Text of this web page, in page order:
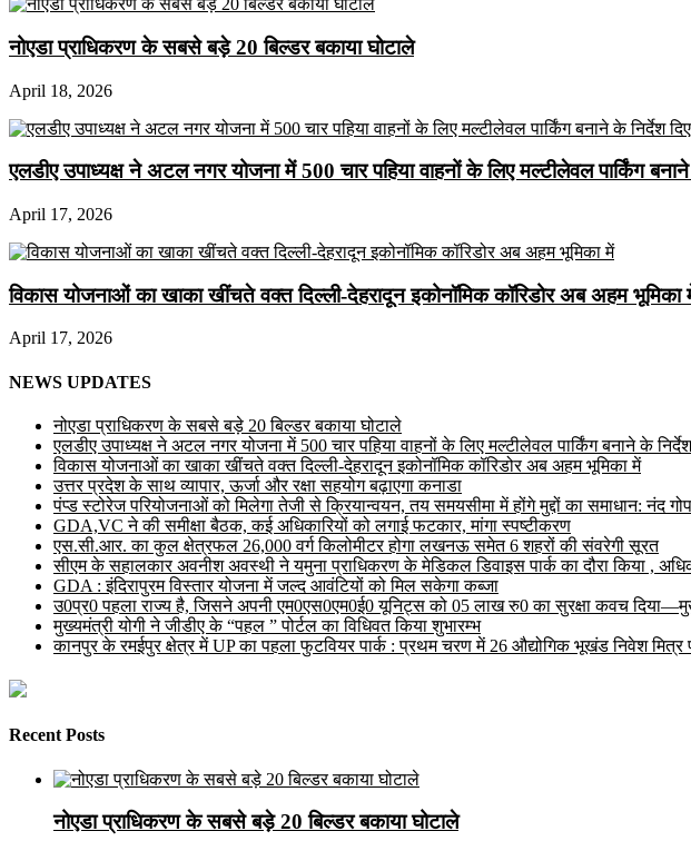
नोएडा प्राधिकरण के सबसे बड़े 20 बिल्डर बकाया घोटाले
April 18, 2026
एलडीए उपाध्यक्ष ने अटल नगर योजना में 500 चार पहिया वाहनों के लिए मल्टीलेवल पार्किंग बनाने
April 17, 2026
विकास योजनाओं का खाका खींचते वक्त दिल्ली-देहरादून इकोनॉमिक कॉरिडोर अब अहम भूमिका
April 17, 2026
NEWS UPDATES
नोएडा प्राधिकरण के सबसे बड़े 20 बिल्डर बकाया घोटाले
एलडीए उपाध्यक्ष ने अटल नगर योजना में 500 चार पहिया वाहनों के लिए मल्टीलेवल पार्किंग बनाने के
विकास योजनाओं का खाका खींचते वक्त दिल्ली-देहरादून इकोनॉमिक कॉरिडोर अब अहम भूमिका में
उत्तर प्रदेश के साथ व्यापार, ऊर्जा और रक्षा सहयोग बढ़ाएगा कनाडा
पंप्ड स्टोरेज परियोजनाओं को मिलेगा तेजी से क्रियान्वयन, तय समयसीमा में होंगे मुद्दों का समाधान: नंद
GDA,VC ने की समीक्षा बैठक, कई अधिकारियों को लगाई फटकार, मांगा स्पष्टीकरण
एस.सी.आर. का कुल क्षेत्रफल 26,000 वर्ग किलोमीटर होगा लखनऊ समेत 6 शहरों की संवरेगी सूरत
सीएम के सहालकार अवनीश अवस्थी ने यमुना प्राधिकरण के मेडिकल डिवाइस पार्क का दौरा किया ,
GDA : इंदिरापुरम विस्तार योजना में जल्द आवंटियों को मिल सकेगा कब्जा
उ0प्र0 पहला राज्य है, जिसने अपनी एम0एस0एम0ई0 यूनिट्स को 05 लाख रु0 का सुरक्षा कवच
मुख्यमंत्री योगी ने जीडीए के “पहल ” पोर्टल का विधिवत किया शुभारम्भ
कानपुर के रमईपुर क्षेत्र में UP का पहला फुटवियर पार्क : प्रथम चरण में 26 औद्योगिक भूखंड निवेश
Recent Posts
नोएडा प्राधिकरण के सबसे बड़े 20 बिल्डर बकाया घोटाले